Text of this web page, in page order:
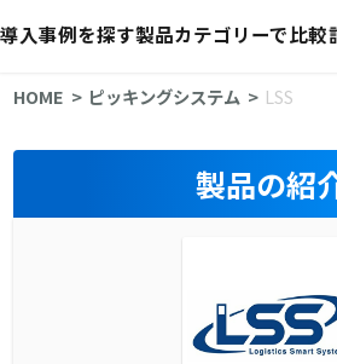
導入事例を探す製品カテゴリーで比較
HOME ピッキングシステム LSS
製品の紹